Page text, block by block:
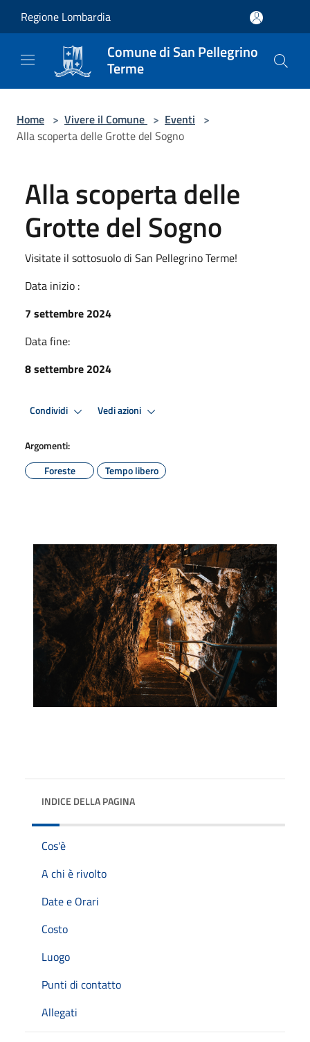
Regione Lombardia
Comune di San Pellegrino
Terme
Home > Vivere il Comune > Eventi >
Alla scoperta delle Grotte del Sogno
Alla scoperta delle
Grotte del Sogno
Visitate il sottosuolo di San Pellegrino Terme!
Data inizio :
7 settembre 2024
Data fine:
8 settembre 2024
Condividi Vedi azioni
Argomenti:
Foreste
Tempo libero
INDICE DELLA PAGINA
Cos'è
A chi è rivolto
Date e Orari
Costo
Luogo
Punti di contatto
Allegati